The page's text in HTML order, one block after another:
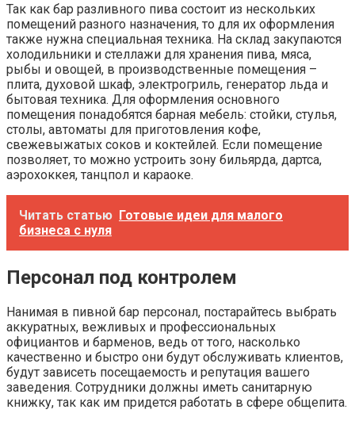
Так как бар разливного пива состоит из нескольких
помещений разного назначения, то для их оформления
также нужна специальная техника. На склад закупаются
холодильники и стеллажи для хранения пива, мяса,
рыбы и овощей, в производственные помещения –
плита, духовой шкаф, электрогриль, генератор льда и
бытовая техника. Для оформления основного
помещения понадобятся барная мебель: стойки, стулья,
столы, автоматы для приготовления кофе,
свежевыжатых соков и коктейлей. Если помещение
позволяет, то можно устроить зону бильярда, дартса,
аэрохоккея, танцпол и караоке.
Читать статью Готовые идеи для малого
бизнеса с нуля
Персонал под контролем
Нанимая в пивной бар персонал, постарайтесь выбрать
аккуратных, вежливых и профессиональных
официантов и барменов, ведь от того, насколько
качественно и быстро они будут обслуживать клиентов,
будут зависеть посещаемость и репутация вашего
заведения. Сотрудники должны иметь санитарную
книжку, так как им придется работать в сфере общепита.